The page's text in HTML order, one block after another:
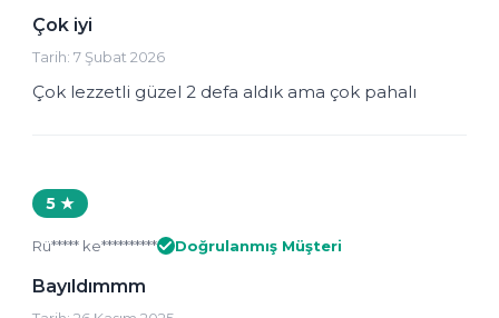
Çok iyi
Tarih: 7 Şubat 2026
Çok lezzetli güzel 2 defa aldık ama çok pahalı
5 ★
Rü***** ke********** Doğrulanmış Müşteri
Bayıldımmm